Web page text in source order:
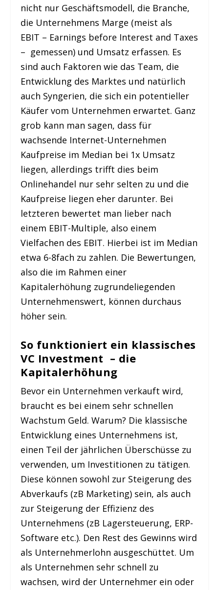
nicht nur Geschäftsmodell, die Branche,
die Unternehmens Marge (meist als
EBIT – Earnings before Interest and Taxes
– gemessen) und Umsatz erfassen. Es
sind auch Faktoren wie das Team, die
Entwicklung des Marktes und natürlich
auch Syngerien, die sich ein potentieller
Käufer vom Unternehmen erwartet. Ganz
grob kann man sagen, dass für
wachsende Internet-Unternehmen
Kaufpreise im Median bei 1x Umsatz
liegen, allerdings trifft dies beim
Onlinehandel nur sehr selten zu und die
Kaufpreise liegen eher darunter. Bei
letzteren bewertet man lieber nach
einem EBIT-Multiple, also einem
Vielfachen des EBIT. Hierbei ist im Median
etwa 6-8fach zu zahlen. Die Bewertungen,
also die im Rahmen einer
Kapitalerhöhung zugrundeliegenden
Unternehmenswert, können durchaus
höher sein.
So funktioniert ein klassisches
VC Investment – die
Kapitalerhöhung
Bevor ein Unternehmen verkauft wird,
braucht es bei einem sehr schnellen
Wachstum Geld. Warum? Die klassische
Entwicklung eines Unternehmens ist,
einen Teil der jährlichen Überschüsse zu
verwenden, um Investitionen zu tätigen.
Diese können sowohl zur Steigerung des
Abverkaufs (zB Marketing) sein, als auch
zur Steigerung der Effizienz des
Unternehmens (zB Lagersteuerung, ERP-
Software etc.). Den Rest des Gewinns wird
als Unternehmerlohn ausgeschüttet. Um
als Unternehmen sehr schnell zu
wachsen, wird der Unternehmer ein oder